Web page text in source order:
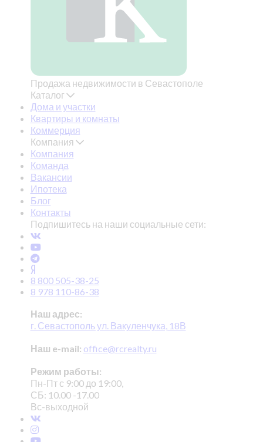
Продажа недвижимости в Севастополе
Каталог
Дома и участки
Квартиры и комнаты
Коммерция
Компания
Компания
Команда
Вакансии
Ипотека
Блог
Контакты
Подпишитесь на наши социальные сети:
8 800 505-38-25
8 978 110-86-38
Наш адрес:
г. Севастополь ул. Вакуленчука, 18В
Наш e-mail: office@rcrealty.ru
Режим работы:
Пн-Пт с 9:00 до 19:00,
СБ: 10.00 -17.00
Вс-выходной